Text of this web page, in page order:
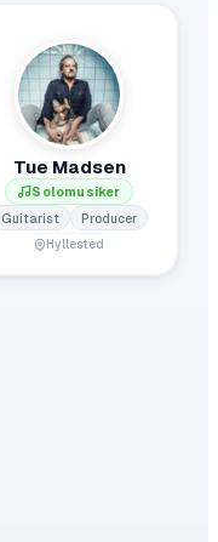
Tue Madsen
Solomusiker
Guitarist
Producer
Hyllested